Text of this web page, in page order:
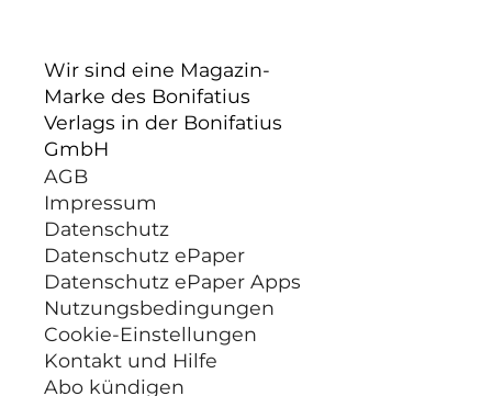
Wir sind eine Magazin-
Marke des Bonifatius
Verlags in der Bonifatius
GmbH
AGB
Impressum
Datenschutz
Datenschutz ePaper
Datenschutz ePaper Apps
Nutzungsbedingungen
Cookie-Einstellungen
Kontakt und Hilfe
Abo kündigen